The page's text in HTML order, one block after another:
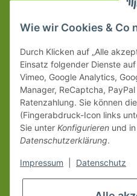
Wie wir Cookies & Co
Durch Klicken auf „Alle
Einsatz folgender Dienste
Vimeo, Google Analytics,
Manager, ReCaptcha,
Ratenzahlung. Sie können
(Fingerabdruck-Icon links
Sie unter Konfigurieren und
Datenschutzerklärung.
Impressum Datenschutz